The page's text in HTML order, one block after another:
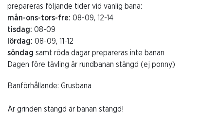
prepareras följande tider vid vanlig bana:
mån-ons-tors-fre: 08-09, 12-14
tisdag: 08-09
lördag: 08-09, 11-12
söndag samt röda dagar prepareras inte banan
Dagen före tävling är rundbanan stängd (ej ponny)
Banförhållande: Grusbana
Är grinden stängd är banan stängd!